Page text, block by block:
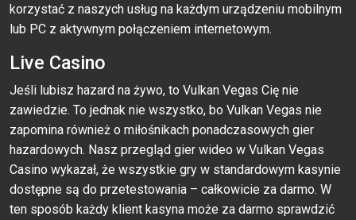
korzystać z naszych usług na każdym urządzeniu mobilnym
lub PC z aktywnym połączeniem internetowym.
Live Casino
Jeśli lubisz hazard na żywo, to Vulkan Vegas Cię nie
zawiedzie. To jednak nie wszystko, bo Vulkan Vegas nie
zapomina również o miłośnikach ponadczasowych gier
hazardowych. Nasz przegląd gier wideo w Vulkan Vegas
Casino wykazał, że wszystkie gry w standardowym kasynie
dostępne są do przetestowania – całkowicie za darmo. W
ten sposób każdy klient kasyna może za darmo sprawdzić